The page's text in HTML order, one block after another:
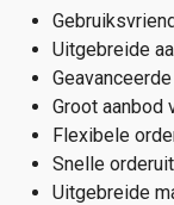
Uitgebreide
Groot aanbod
Flexibele
Snelle
Uitgebreide